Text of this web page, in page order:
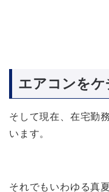
エアコンを
そして現在、在宅勤
います。
それでもいわゆる真